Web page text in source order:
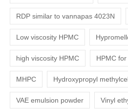
RDP similar to vannapas 4023N
Low viscosity HPMC
high viscosity HPMC HPMC
MHPC Hydroxypropyl
VAE emulsion powder Vinyl